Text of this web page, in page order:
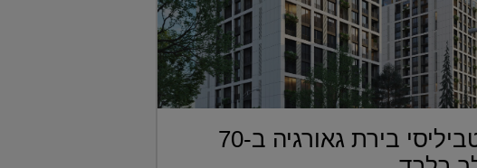
דירה בטביליסי בירת גאורגיה ב-70